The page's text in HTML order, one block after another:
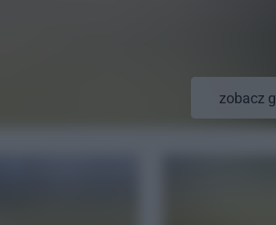
zobacz